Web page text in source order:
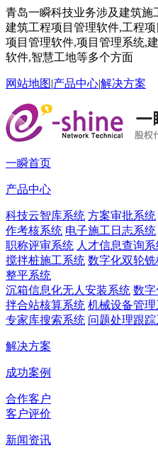
青岛一瞬科技业务涉及建筑施
建筑工程项目管理软件,工程
项目管理软件,项目管理系统,
软件,智慧工地等多个方面
网站地图|产品中心|解决方案
一瞬首页
产品中心
科技云智库系统 方案审批系统
作考核系统 电子施工日志系统
职称评审系统 人才信息查询
搅拌桩施工系统 数字化双轮
整平系统
沉箱信息化无人安装系统 数
拌合站核算系统 机械设备管
专家库搜索系统 问题处理跟
解决方案
成功案例
合作客户
客户评价
新闻资讯